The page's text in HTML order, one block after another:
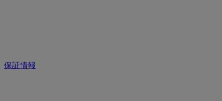
保証情報